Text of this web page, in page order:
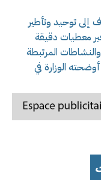
توحيد وتأطير
معطيات دقيقة
المرتبطة
الوزارة في